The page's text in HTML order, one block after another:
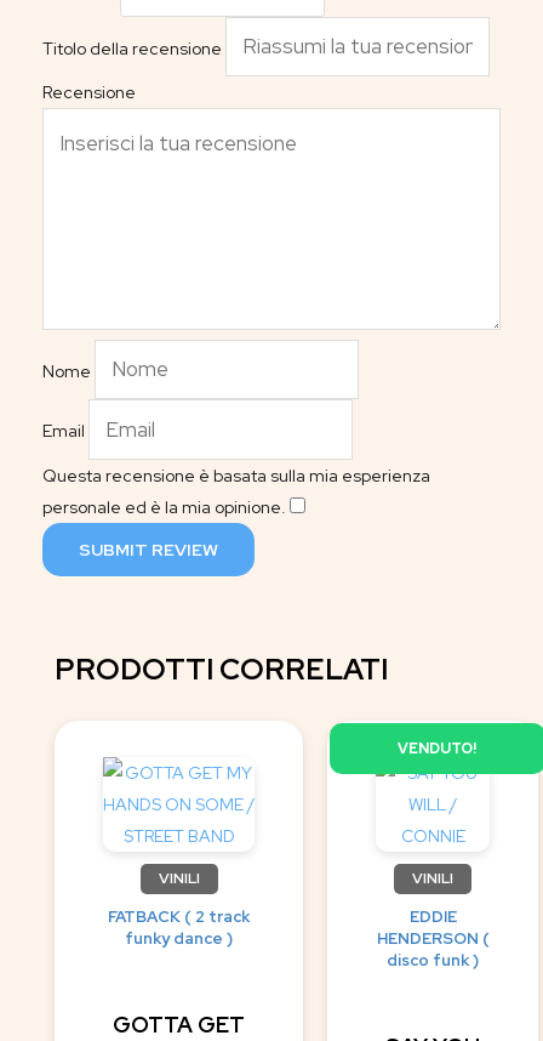
Titolo della recensione
Recensione
Nome
Email
Questa recensione è basata sulla mia esperienza
personale ed è la mia opinione.
SUBMIT REVIEW
PRODOTTI CORRELATI
VINILI
FATBACK ( 2 track
funky dance )
GOTTA GET
VENDUTO!
VINILI
EDDIE
HENDERSON (
disco funk )